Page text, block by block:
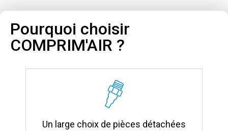
Pourquoi choisir
COMPRIM'AIR ?
Un large choix de pièces détachées